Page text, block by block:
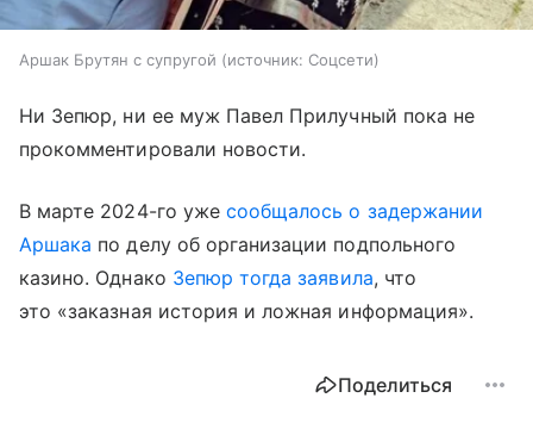
Аршак Брутян с супругой источник: Соцсети
Ни Зепюр, ни ее муж Павел Прилучный пока не
прокомментировали новости.
В марте 2024-го уже сообщалось о задержании
Аршака по делу об организации подпольного
казино. Однако Зепюр тогда заявила, что
это «заказная история и ложная информация».
Поделиться